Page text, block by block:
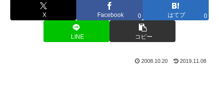
X Facebook 0 はてブ 0
LINE コピー
2008.10.20 2019.11.08